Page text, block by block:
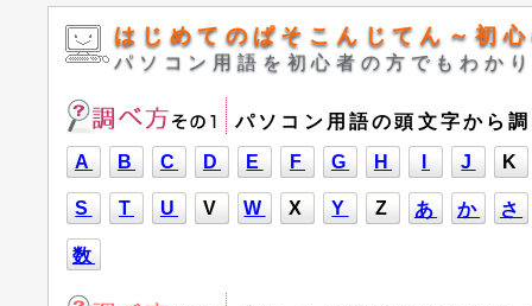
はじめてのぱそこんじてん～初
パソコン用語を初心者の方でもわか
パソコン用語の頭文字から
A
B C D E F G H J K
S T U V W X Y Z あ か さ
数